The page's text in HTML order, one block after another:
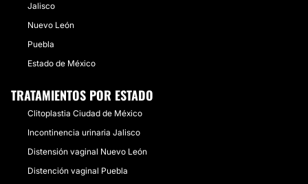
Jalisco
Nuevo León
Puebla
Estado de México
TRATAMIENTOS POR ESTADO
Clitoplastia Ciudad de México
Incontinencia urinaria Jalisco
Distensión vaginal Nuevo León
Distención vaginal Puebla